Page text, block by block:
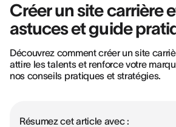
Créer un site carrière
astuces et guide
Découvrez comment créer un site
attire les talents et renforce votre
nos conseils pratiques et stratégies.
Résumez cet article avec :